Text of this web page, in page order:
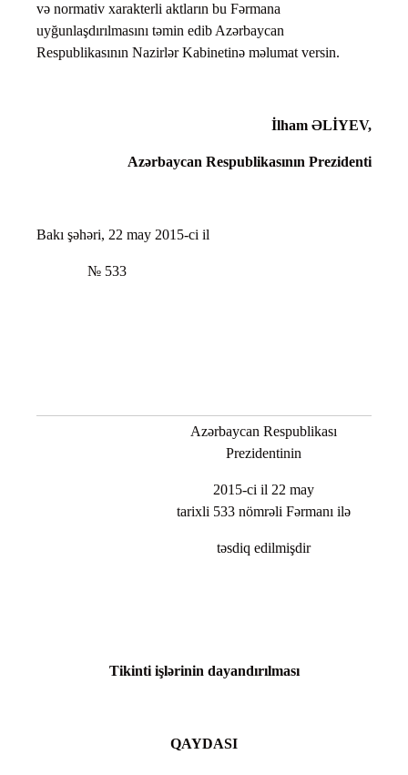
və normativ xarakterli aktların bu Fərmana
uyğunlaşdırılmasını təmin edib Azərbaycan
Respublikasının Nazirlər Kabinetinə məlumat versin.
İlham ƏLİYEV,
Azərbaycan Respublikasının Prezidenti
Bakı şəhəri, 22 may 2015-ci il
№ 533
Azərbaycan Respublikası
Prezidentinin
2015-ci il 22 may
tarixli 533 nömrəli Fərmanı ilə
təsdiq edilmişdir
Tikinti işlərinin dayandırılması
QAYDASI